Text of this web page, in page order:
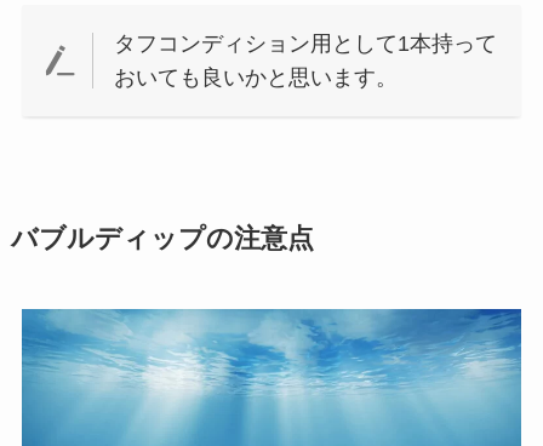
タフコンディション用として1本持って
おいても良いかと思います。
バブルディップの注意点